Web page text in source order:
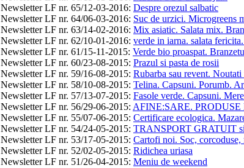
Newsletter LF nr. 65/12-03-2016: Despre orezul salbatic
Newsletter LF nr. 64/06-03-2016: Suc de urzici. Microgreens
Newsletter LF nr. 63/14-02-2016: Mix asiatic. Salata mix.
Newsletter LF nr. 62/10-01-2016: verde in iarna. salata
Newsletter LF nr. 61/15-11-2015: Verde bio proaspat.
Newsletter LF nr. 60/23-08-2015: Prazul si pasta de rosii
Newsletter LF nr. 59/16-08-2015: Rubarba sau revent.
Newsletter LF nr. 58/10-08-2015: Telina. Capsuni. Porumb.
Newsletter LF nr. 57/13-07-2015: Fasole verde. Capsuni.
Newsletter LF nr. 56/29-06-2015: AFINE:SARE. PRODUSE
Newsletter LF nr. 55/07-06-2015: Certificare ecologica.
Newsletter LF nr. 54/24-05-2015: TRANSPORT GRATUIT
Newsletter LF nr. 53/17-05-2015: Cartofi noi. Soc, corcoduse,
Newsletter LF nr. 52/02-05-2015: Ridichea uriasa
Newsletter LF nr. 51/26-04-2015: Meniu de weekend